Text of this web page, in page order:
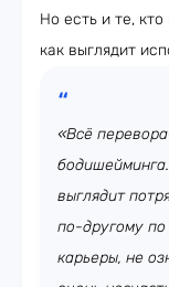
Но есть и те,
как выглядит
«Всё
выглядит
по-другому
карьеры, не